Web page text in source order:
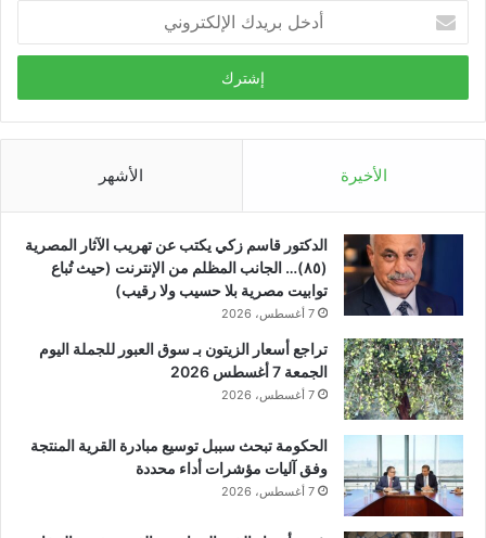
بريدك
الإلكتروني
الأخيرة الأشهر
الدكتور قاسم زكي يكتب عن تهريب الآثار المصرية
(٨٥)… الجانب المظلم من الإنترنت (حيث تُباع
توابيت مصرية بلا حسيب ولا رقيب)
7 أغسطس، 2026
تراجع أسعار الزيتون بـ سوق العبور للجملة اليوم
الجمعة 7 أغسطس 2026
7 أغسطس، 2026
الحكومة تبحث سببل توسيع مبادرة القرية المنتجة
وفق آليات مؤشرات أداء محددة
7 أغسطس، 2026